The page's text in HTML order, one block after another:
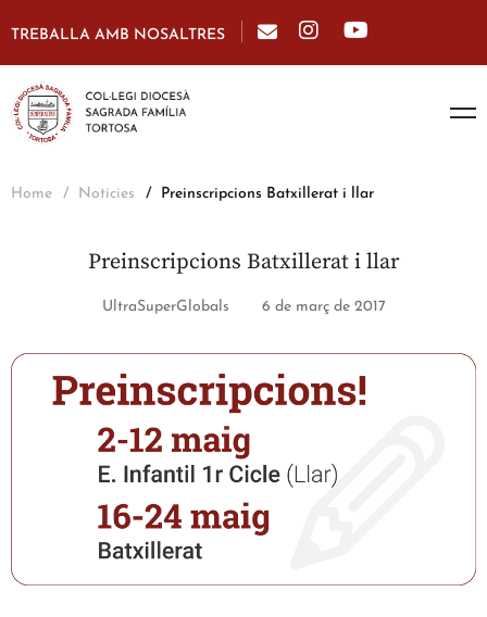
TREBALLA AMB NOSALTRES
Home Notícies Preinscripcions Batxillerat i llar
Preinscripcions Batxillerat i llar
UltraSuperGlobals 6 de març de 2017